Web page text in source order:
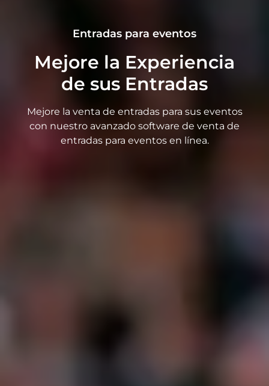
Entradas para eventos
Mejore la Experiencia
de sus Entradas
Mejore la venta de entradas para sus eventos
con nuestro avanzado software de venta de
entradas para eventos en línea.